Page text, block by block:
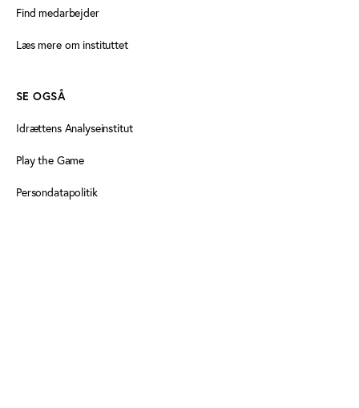
Find medarbejder
Læs mere om instituttet
SE OGSÅ
Idrættens Analyseinstitut
Play the Game
Persondatapolitik